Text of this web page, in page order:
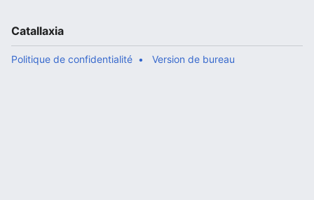
Catallaxia
Politique de confidentialité Version de bureau